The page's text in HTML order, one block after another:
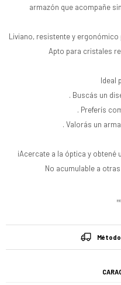
armazón que acompañe
Liviano, resistente y
Apto para cristales
Ideal
. Buscás un
. Preferís
. Valorás un
¡Acercate a la óptica y
No acumulable a